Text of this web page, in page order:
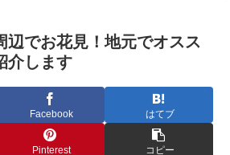
辺でお花見！地元でオスス
介します
Facebook はてブ
Pinterest コピー